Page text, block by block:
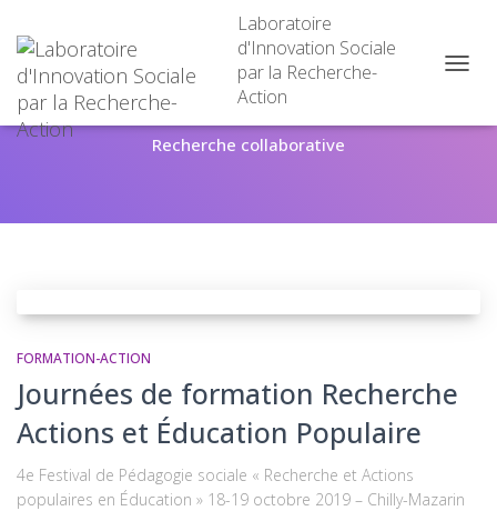
Laboratoire
d'Innovation Sociale
par la Recherche-
Action
Recherche collaborative
FORMATION-ACTION
Journées de formation Recherche
Actions et Éducation Populaire
4e Festival de Pédagogie sociale « Recherche et Actions
populaires en Éducation » 18-19 octobre 2019 – Chilly-Mazarin